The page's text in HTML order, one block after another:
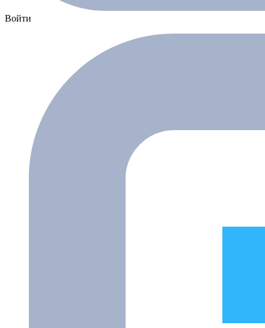
Войти